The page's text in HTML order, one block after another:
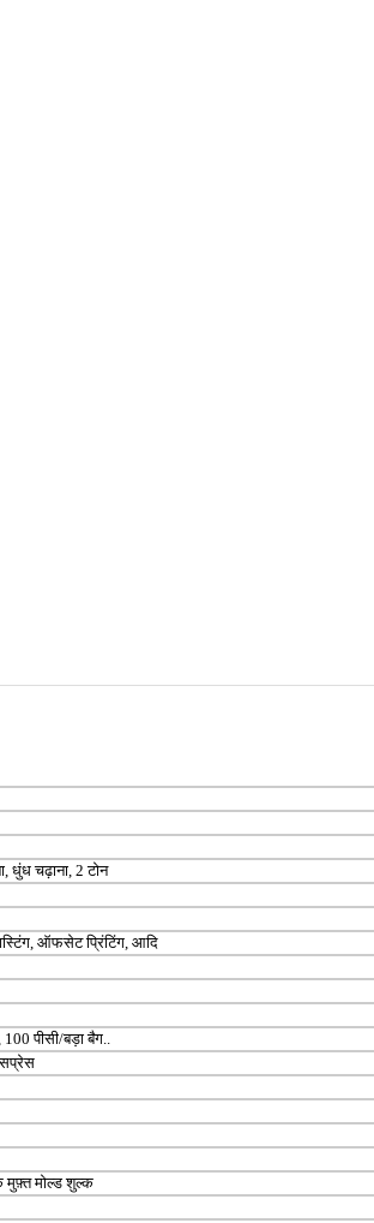
धुंध चढ़ाना, 2 टोन
ऑफसेट प्रिंटिंग, आदि
पीसी/बड़ा बैग..
मुफ़्त मोल्ड शुल्क